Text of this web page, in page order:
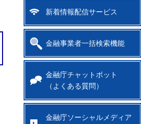
新着情報配信サービス
金融事業者一括検索機能
金融庁チャットボット
（よくある質問）
金融庁ソーシャルメディア